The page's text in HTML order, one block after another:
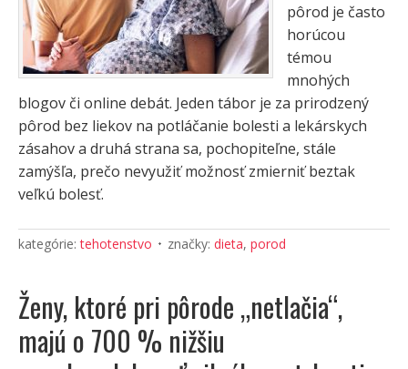
pôrod je často
horúcou
témou
mnohých
blogov či online debát. Jeden tábor je za prirodzený
pôrod bez liekov na potláčanie bolesti a lekárskych
zásahov a druhá strana sa, pochopiteľne, stále
zamýšľa, prečo nevyužiť možnosť zmierniť beztak
veľkú bolesť.
kategórie:tehotenstvo značky: dieta, porod
Ženy, ktoré pri pôrode „netlačia“,
majú o 700 % nižšiu